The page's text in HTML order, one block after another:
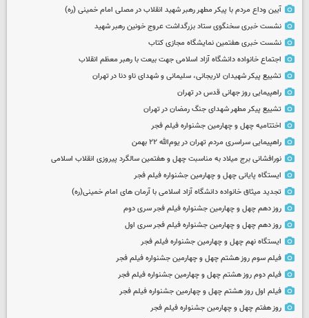
آیین وداع مردم با پیکر مطهر رهبر شهید انقلاب در مصلی امام خمینی (ره)
نشست خبری سخنگوی ستاد بزرگداشت عروج خونین رهبر شهید
نشست خبری هفتمین نمایشگاه مجازی کتاب
اجتماع خانواده دانشگاه آزاد اسلامی جهت بیعت با رهبر معظم انقلاب
تشییع پیکر شهیدان لاریجانی، سلیمانی و شهدای ناو دنا در تهران
راهپیمایی روز جهانی قدس در تهران
تشییع پیکر مطهر شهدای جنگ رمضان در تهران
اختتامیه چهل و چهارمین جشنواره فیلم فجر
راهپیمایی سراسری مردم تهران در یوم‌الله ۲۲ بهمن
نورافشانی برج میلاد به مناسبت چهل‌ و هفتمین سالگرد پیروزی انقلاب اسلامی
ایستگاه پایانی چهل و چهارمین جشنواره فیلم فجر
تجدید میثاق خانواده دانشگاه آزاد اسلامی با آرمان های امام خمینی(ره)
روز دهم چهل و چهارمین جشنواره فیلم فجر سری دوم
روز دهم چهل و چهارمین جشنواره فیلم فجر سری اول
ایستگاه نهم چهل و چهارمین جشنواره فیلم فجر
فیلم سوم روز هشتم چهل و چهارمین جشنواره فیلم فجر
فیلم دوم روز هشتم چهل و چهارمین جشنواره فیلم فجر
فیلم اول روز هشتم چهل و چهارمین جشنواره فیلم فجر
روز هفتم چهل و چهارمین جشنواره فیلم فجر